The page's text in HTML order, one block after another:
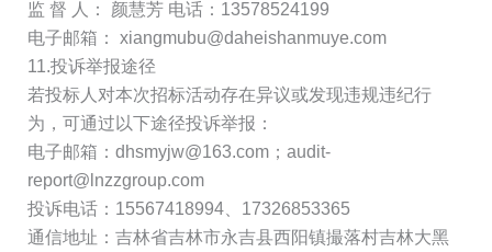
监 督 人： 颜慧芳 电话：13578524199
电子邮箱： xiangmubu@daheishanmuye.com
11.投诉举报途径
若投标人对本次招标活动存在异议或发现违规违纪行
为，可通过以下途径投诉举报：
电子邮箱：dhsmyjw@163.com；audit-
report@lnzzgroup.com
投诉电话：15567418994、17326853365
通信地址：吉林省吉林市永吉县西阳镇撮落村吉林大黑